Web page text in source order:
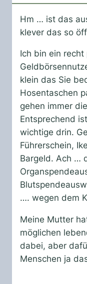
Hm … ist das
klever das so
Ich bin ein
klein das Sie
Hosentaschen
gehen immer
Entsprechend
wichtige drin.
Führerschein,
Bargeld. Ach …
…. wegen dem
Meine Mutter
möglichen
dabei, aber
Menschen ja